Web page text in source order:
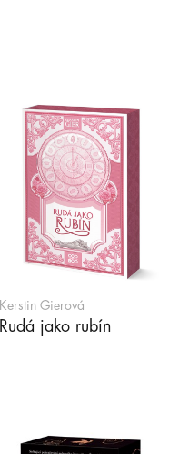
Kerstin Gierová
Rudá jako rubín